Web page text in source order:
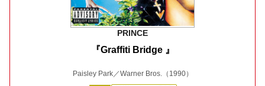
PRINCE
『Graffiti Bridge 』
Paisley Park／Warner Bros.（1990）